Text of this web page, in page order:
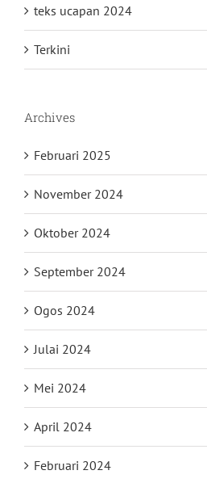
teks ucapan 2024
Terkini
Archives
Februari 2025
November 2024
Oktober 2024
September 2024
Ogos 2024
Julai 2024
Mei 2024
April 2024
Februari 2024